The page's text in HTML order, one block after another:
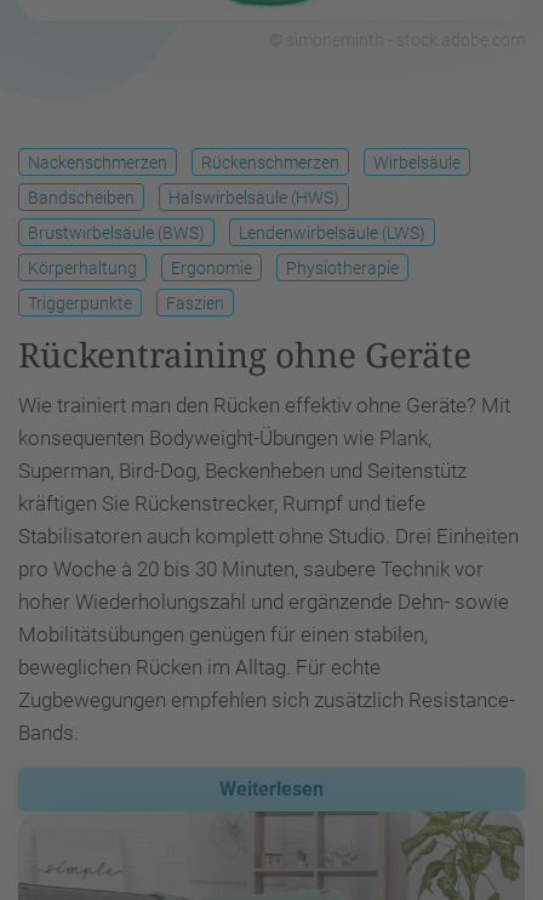
Nackenschmerzen Rückenschmerzen
Wirbelsäule
Bandscheiben
Halswirbelsäule (HWS)
Brustwirbelsäule (BWS)
Lendenwirbelsäule (LWS)
Körperhaltung
Ergonomie
Physiotherapie
Triggerpunkte
Faszien
Rückentraining ohne Geräte
Wie trainiert man den Rücken effektiv ohne Geräte? Mit
konsequenten Bodyweight-Übungen wie Plank,
Superman, Bird-Dog, Beckenheben und Seitenstütz
kräftigen Sie Rückenstrecker, Rumpf und tiefe
Stabilisatoren auch komplett ohne Studio. Drei Einheiten
pro Woche à 20 bis 30 Minuten, saubere Technik vor
hoher Wiederholungszahl und ergänzende Dehn- sowie
Mobilitätsübungen genügen für einen stabilen,
beweglichen Rücken im Alltag. Für echte
Zugbewegungen empfehlen sich zusätzlich Resistance-
Bands.
Weiterlesen